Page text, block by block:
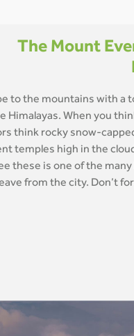
The Mount
to the mountains with
the Himalayas. When you
think rocky snow-
temples high in the
see these is one of the
leave from the city. Don’t